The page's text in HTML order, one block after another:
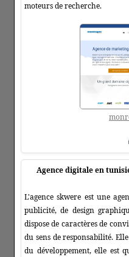
moteurs de recherche.
Agence digitale en
L'agence skwere est une
publicité, de design
dispose de caractères de
du sens de responsabilité.
du développement, elle est